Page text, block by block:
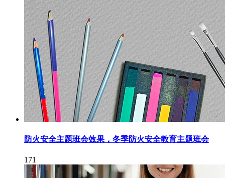
防火安全主题班会效果，冬季防火安全教育主题班会
171